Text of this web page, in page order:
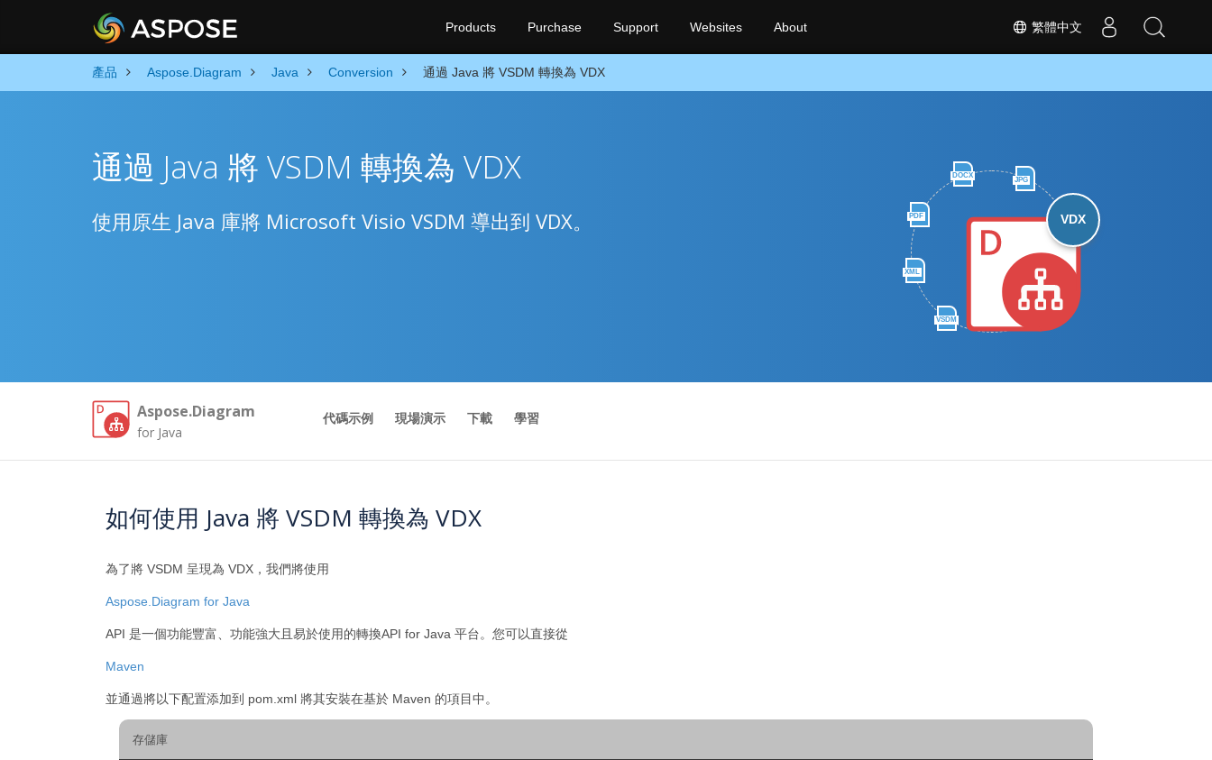
繁體中文
Products Purchase Support Websites About
產品 Aspose.Diagram Java Conversion 通過 Java 將 VSDM 轉換為 VDX
DOCX
JPG
PDF
XML
VSDM
VDX
通過 Java 將 VSDM 轉換為 VDX
使用原生 Java 庫將 Microsoft Visio VSDM 導出到 VDX。
Aspose.Diagram
for Java
代碼示例 現場演示 下載 學習
如何使用 Java 將 VSDM 轉換為 VDX
為了將 VSDM 呈現為 VDX，我們將使用
Aspose.Diagram for Java
API 是一個功能豐富、功能強大且易於使用的轉換API for Java 平台。您可以直接從
Maven
並通過將以下配置添加到 pom.xml 將其安裝在基於 Maven 的項目中。
存儲庫